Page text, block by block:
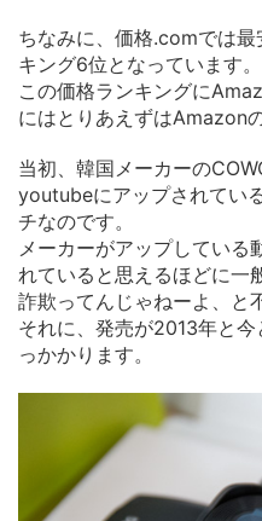
ちなみに、価格.comでは
キング6位となっています。
この価格ランキングに
にはとりあえずはAmazon
当初、韓国メーカーの
youtubeにアップされてい
チなのです。
メーカーがアップしている
れていると思えるほどに一
詐欺ってんじゃねーよ、と
それに、発売が2013年と
っかかります。